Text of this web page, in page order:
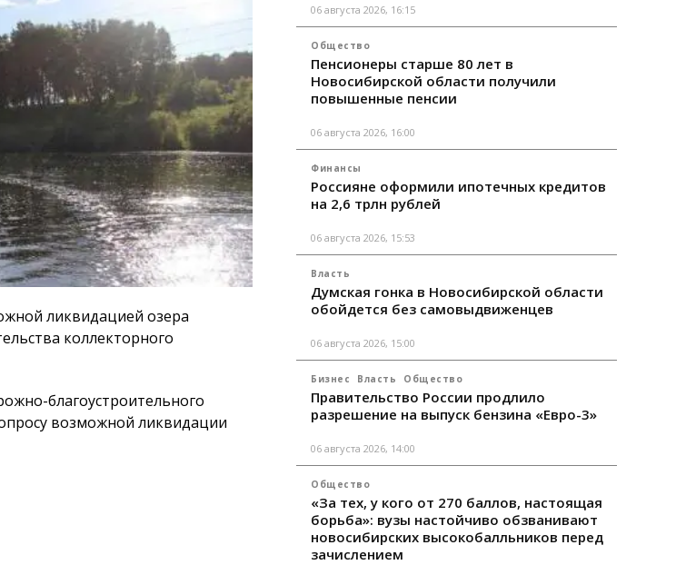
ликвидацией озера
коллекторного
благоустроительного
возможной ликвидации
06 августа 2026, 16:15
Общество
Пенсионеры старше 80 лет в
Новосибирской области получили
повышенные пенсии
06 августа 2026, 16:00
Финансы
Россияне оформили ипотечных кредитов
на 2,6 трлн рублей
06 августа 2026, 15:53
Власть
Думская гонка в Новосибирской области
обойдется без самовыдвиженцев
06 августа 2026, 15:00
Бизнес Власть Общество
Правительство России продлило
разрешение на выпуск бензина «Евро-3»
06 августа 2026, 14:00
Общество
«За тех, у кого от 270 баллов, настоящая
борьба»: вузы настойчиво обзванивают
новосибирских высокобалльников перед
зачислением